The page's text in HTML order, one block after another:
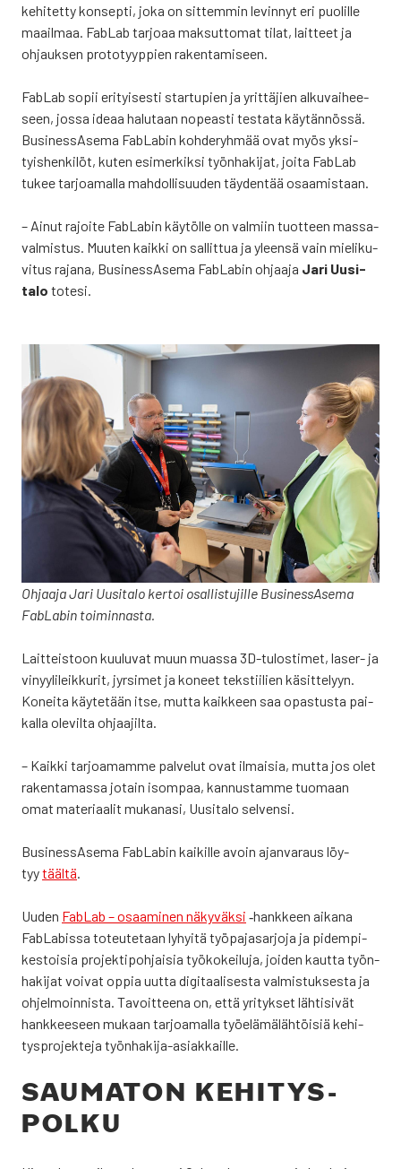
kehi­tet­ty kon­sep­ti, joka on sit­tem­min levin­nyt eri puo­lil­le
maa­il­maa. FabLab tar­jo­aa mak­sut­to­mat tilat, lait­teet ja
ohjauk­sen pro­to­tyyp­pien raken­ta­mi­seen.
FabLab sopii eri­tyi­ses­ti star­tu­pien ja yrit­tä­jien alku­vai­hee­
seen, jos­sa ide­aa halu­taan nopeas­ti tes­ta­ta käy­tän­nös­sä.
Business­Asema FabLa­bin koh­de­ryh­mää ovat myös yksi­
tyis­hen­ki­löt, kuten esi­mer­kik­si työn­ha­ki­jat, joi­ta FabLab
tukee tar­joa­mal­la mah­dol­li­suu­den täy­den­tää osaa­mis­taan.
– Ainut rajoi­te FabLa­bin käy­töl­le on val­miin tuot­teen mas­sa­
val­mis­tus. Muu­ten kaik­ki on sal­lit­tua ja yleen­sä vain mie­li­ku­
vi­tus raja­na, Business­Asema FabLa­bin ohjaa­ja Jari Uusi­
ta­lo tote­si.
Ohjaa­ja Jari Uusi­ta­lo ker­toi osal­lis­tu­jil­le Business­Asema
FabLa­bin toi­min­nas­ta.
Lait­teis­toon kuu­lu­vat muun muas­sa 3D-tulos­ti­met, laser- ja
vinyy­li­leik­ku­rit, jyr­si­met ja koneet teks­tii­lien käsit­te­lyyn.
Konei­ta käy­te­tään itse, mut­ta kaik­keen saa opas­tus­ta pai­
kal­la ole­vil­ta ohjaa­jil­ta.
– Kaik­ki tar­joa­mam­me pal­ve­lut ovat ilmai­sia, mut­ta jos olet
raken­ta­mas­sa jotain isom­paa, kan­nus­tam­me tuo­maan
omat mate­ri­aa­lit muka­na­si, Uusi­ta­lo sel­ven­si.
Business­Asema FabLa­bin kai­kil­le avoin ajan­va­raus löy­
tyytääl­tä.
Uuden FabLab – osaa­mi­nen näky­väk­si ‑hank­keen aika­na
FabLa­bis­sa toteu­te­taan lyhyi­tä työ­pa­ja­sar­jo­ja ja pidem­pi­
kes­toi­sia pro­jek­ti­poh­jai­sia työ­ko­kei­lu­ja, joi­den kaut­ta työn­
ha­ki­jat voi­vat oppia uut­ta digi­taa­li­ses­ta val­mis­tuk­ses­ta ja
ohjel­moin­nis­ta. Tavoit­tee­na on, että yri­tyk­set läh­ti­si­vät
hank­kee­seen mukaan tar­joa­mal­la työ­elä­mä­läh­töi­siä kehi­
tys­pro­jek­te­ja työn­ha­ki­ja-asiak­kail­le.
SAU­MA­TON KEHI­TYS­
POL­KU